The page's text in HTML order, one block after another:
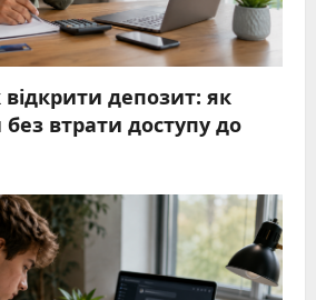
депозит: як
втрати доступу до